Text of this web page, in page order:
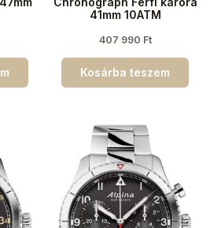
41mm 10ATM
407 990 Ft
Kosárba teszem